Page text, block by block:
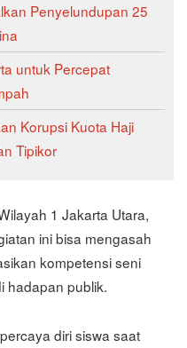
Penyelundupan 25
untuk Percepat
Korupsi Kuota Haji
Tipikor
1 Jakarta Utara,
ini bisa mengasah
kompetensi seni
hadapan publik.
diri siswa saat